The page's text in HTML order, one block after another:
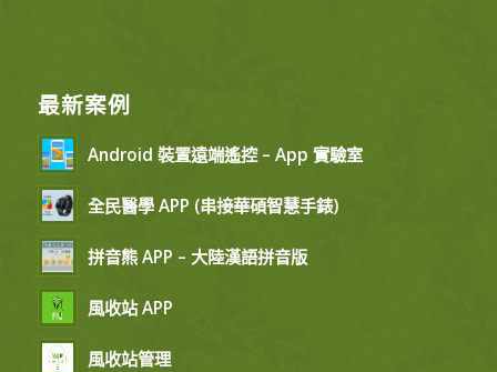
最新案例
Android 裝置遠端遙控 – App 實驗室
全民醫學 APP (串接華碩智慧手錶)
拼音熊 APP – 大陸漢語拼音版
風收站 APP
風收站管理